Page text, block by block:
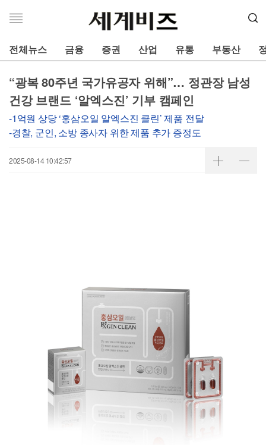
메
열
기
전체뉴스 금융 증권 산업 유통 부동산
“광복 80주년 국가유공자 위해”… 정관장 남성
건강 브랜드 ‘알엑스진’ 기부 캠페인
-1억원 상당 ‘홍삼오일 알엑스진 클린’ 제품 전달
-경찰, 군인, 소방 종사자 위한 제품 추가 증정도
2025-08-14 10:42:57